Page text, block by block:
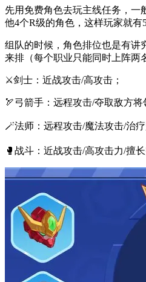
先用免费角色去玩主线任务，一
他4个R级的角色，这样玩家就有
组队的时候，角色排位也是有讲
来排（每个职业只能同时上阵两
⚔️剑士：近战攻击/高攻击；
🏹弓箭手：远程攻击/夺取敌方将
🪄法师：远程攻击/魔法攻击/治疗
🥊战斗：近战攻击/高攻击力/擅